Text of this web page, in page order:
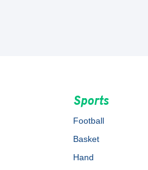
Sports
Football
Basket
Hand